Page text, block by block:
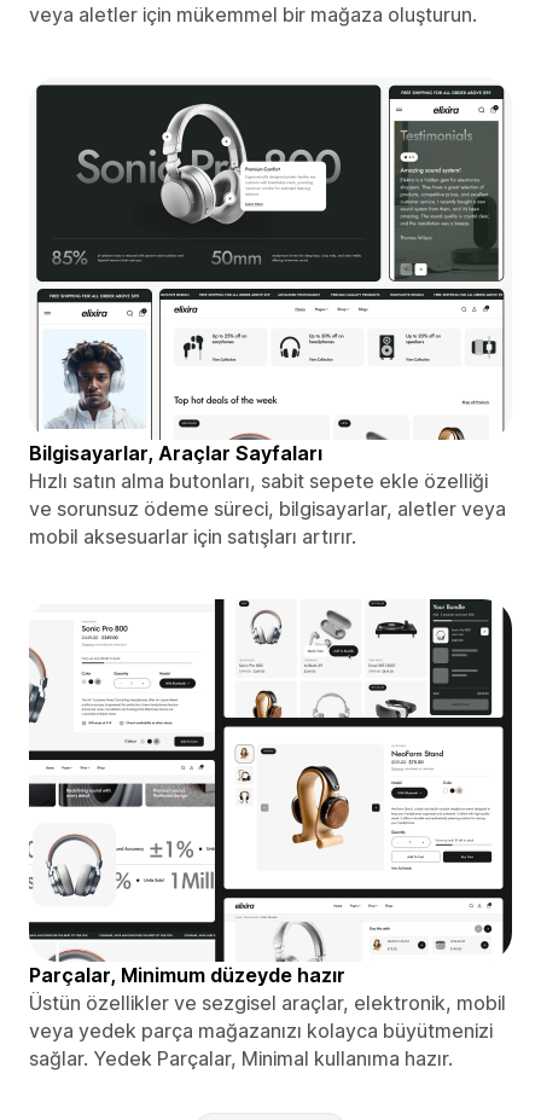
veya aletler için mükemmel bir mağaza oluşturun.
Bilgisayarlar, Araçlar Sayfaları
Hızlı satın alma butonları, sabit sepete ekle özelliği
ve sorunsuz ödeme süreci, bilgisayarlar, aletler veya
mobil aksesuarlar için satışları artırır.
Parçalar, Minimum düzeyde hazır
Üstün özellikler ve sezgisel araçlar, elektronik, mobil
veya yedek parça mağazanızı kolayca büyütmenizi
sağlar. Yedek Parçalar, Minimal kullanıma hazır.